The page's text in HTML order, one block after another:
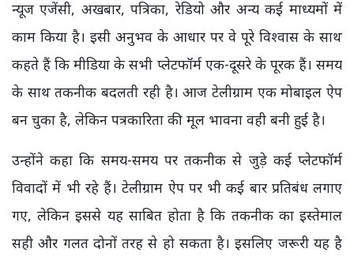
न्यूज एजेंसी, अखबार, पत्रिका, रेडियो और अन्य कई माध्यमों में
काम किया है। इसी अनुभव के आधार पर वे पूरे विश्वास के साथ
कहते हैं कि मीडिया के सभी प्लेटफॉर्म एक-दूसरे के पूरक हैं। समय
के साथ तकनीक बदलती रही है। आज टेलीग्राम एक मोबाइल ऐप
बन चुका है, लेकिन पत्रकारिता की मूल भावना वही बनी हुई है।
उन्होंने कहा कि समय-समय पर तकनीक से जुड़े कई प्लेटफॉर्म
विवादों में भी रहे हैं। टेलीग्राम ऐप पर भी कई बार प्रतिबंध लगाए
गए, लेकिन इससे यह साबित होता है कि तकनीक का इस्तेमाल
सही और गलत दोनों तरह से हो सकता है। इसलिए जरूरी यह है